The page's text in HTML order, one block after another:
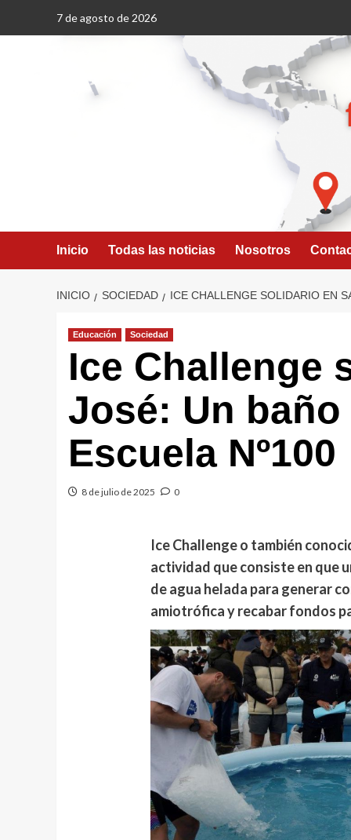
7 de agosto de 2026
Inicio Todas las noticias Nosotros
INICIO SOCIEDAD ICE CHALLENGE SOLIDARIO EN
Educación Sociedad
Ice Challenge
José: Un
Escuela Nº100
8 de julio de 2025 0
Ice Challenge o también
actividad que consiste en que
de agua helada para generar
amiotrófica y recabar fondos